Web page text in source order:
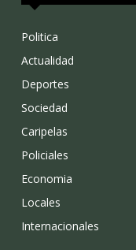
Politica
Actualidad
Deportes
Sociedad
Caripelas
Policiales
Economia
Locales
Internacionales